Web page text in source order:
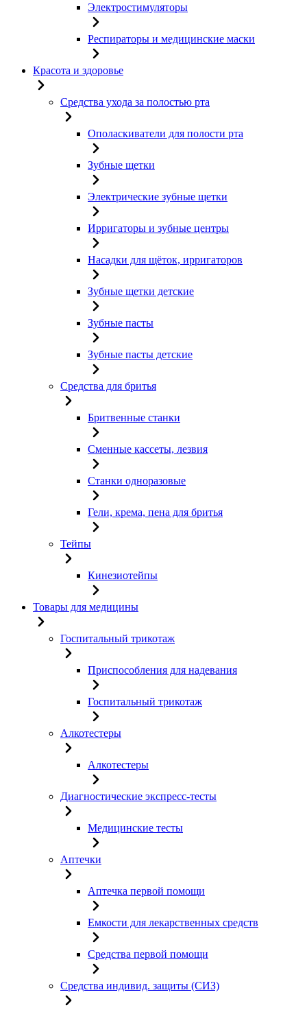
Электростимуляторы
Респираторы и медицинские маски
Красота и здоровье
Средства ухода за полостью рта
Ополаскиватели для полости рта
Зубные щетки
Электрические зубные щетки
Ирригаторы и зубные центры
Насадки для щёток, ирригаторов
Зубные щетки детские
Зубные пасты
Зубные пасты детские
Средства для бритья
Бритвенные станки
Сменные кассеты, лезвия
Станки одноразовые
Гели, крема, пена для бритья
Тейпы
Кинезиотейпы
Товары для медицины
Госпитальный трикотаж
Приспособления для надевания
Госпитальный трикотаж
Алкотестеры
Алкотестеры
Диагностические экспресс-тесты
Медицинские тесты
Аптечки
Аптечка первой помощи
Емкости для лекарственных средств
Средства первой помощи
Средства индивид. защиты (СИЗ)